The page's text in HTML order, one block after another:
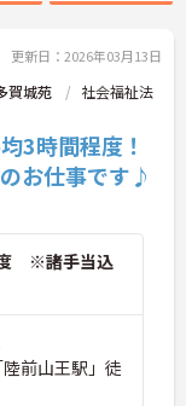
更新日：2026年03月13日
賀城苑
社会福祉法
3時間程度！
お仕事です♪
※諸手当込
前山王駅」徒